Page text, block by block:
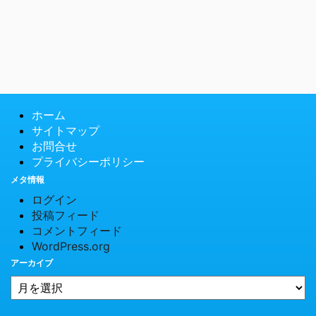
ホーム
サイトマップ
お問合せ
プライバシーポリシー
メタ情報
ログイン
投稿フィード
コメントフィード
WordPress.org
アーカイブ
© 2026 PCTips